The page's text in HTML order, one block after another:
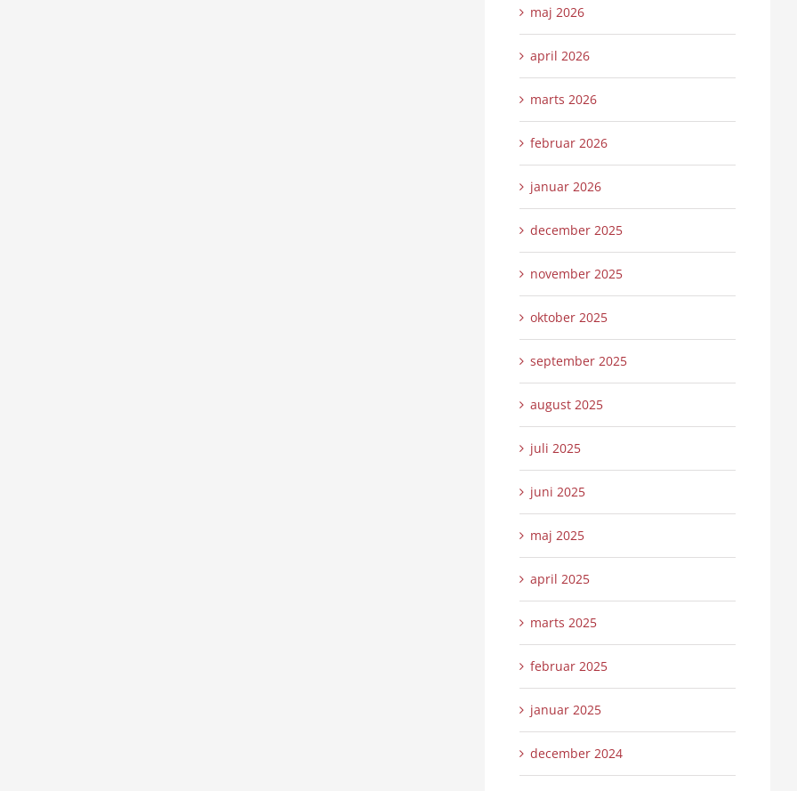
maj 2026
april 2026
marts 2026
februar 2026
januar 2026
december 2025
november 2025
oktober 2025
september 2025
august 2025
juli 2025
juni 2025
maj 2025
april 2025
marts 2025
februar 2025
januar 2025
december 2024